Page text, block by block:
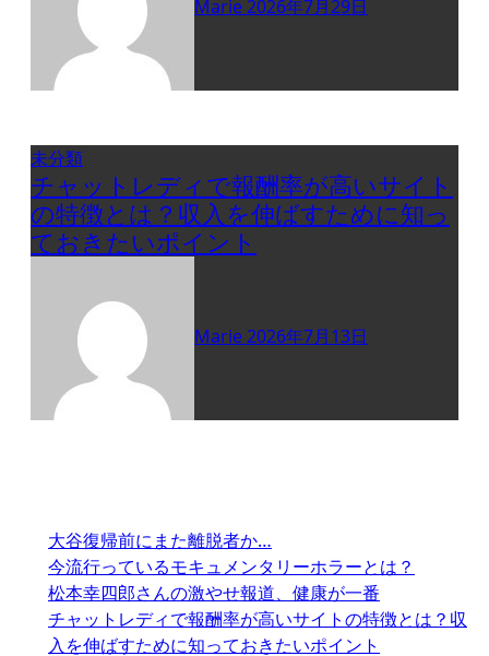
Marie2026年7月29日
未分類
チャットレディで報酬率が高いサイト
の特徴とは？収入を伸ばすために知っ
ておきたいポイント
Marie2026年7月13日
大谷復帰前にまた離脱者か…
今流行っているモキュメンタリーホラーとは？
松本幸四郎さんの激やせ報道、健康が一番
チャットレディで報酬率が高いサイトの特徴とは？収
入を伸ばすために知っておきたいポイント